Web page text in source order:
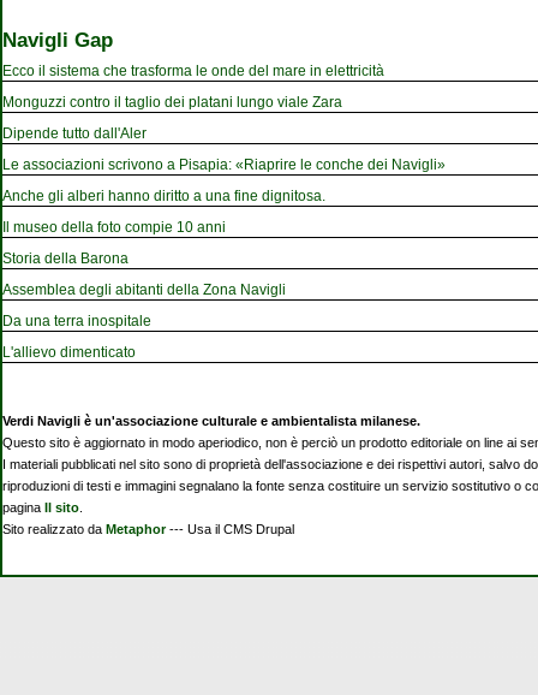
Navigli Gap
Ecco il sistema che trasforma le onde del mare in elettricità
Monguzzi contro il taglio dei platani lungo viale Zara
Dipende tutto dall'Aler
Le associazioni scrivono a Pisapia: «Riaprire le conche dei Navigli»
Anche gli alberi hanno diritto a una fine dignitosa.
Il museo della foto compie 10 anni
Storia della Barona
Assemblea degli abitanti della Zona Navigli
Da una terra inospitale
L'allievo dimenticato
Verdi Navigli è un'associazione culturale e ambientalista milanese.
Questo sito è aggiornato in modo aperiodico, non è perciò un prodotto editoriale on line ai
I materiali pubblicati nel sito sono di proprietà dell'associazione e dei rispettivi autori, salvo
riproduzioni di testi e immagini segnalano la fonte senza costituire un servizio sostitutivo o
pagina Il sito
Sito realizzato da Metaphor--- Usa il CMS Drupal